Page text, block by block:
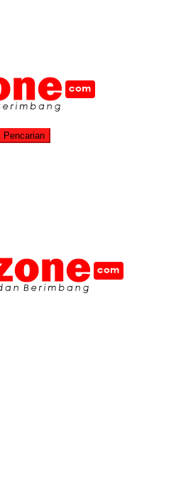
Pencarian